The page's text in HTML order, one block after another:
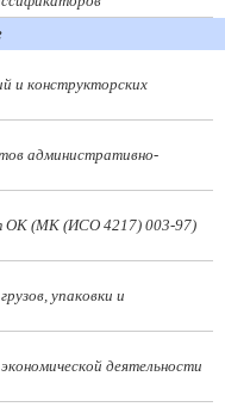
и конструкторских
административно-
ОК (МК (ИСО 4217) 003-97)
упаковки и
деятельности